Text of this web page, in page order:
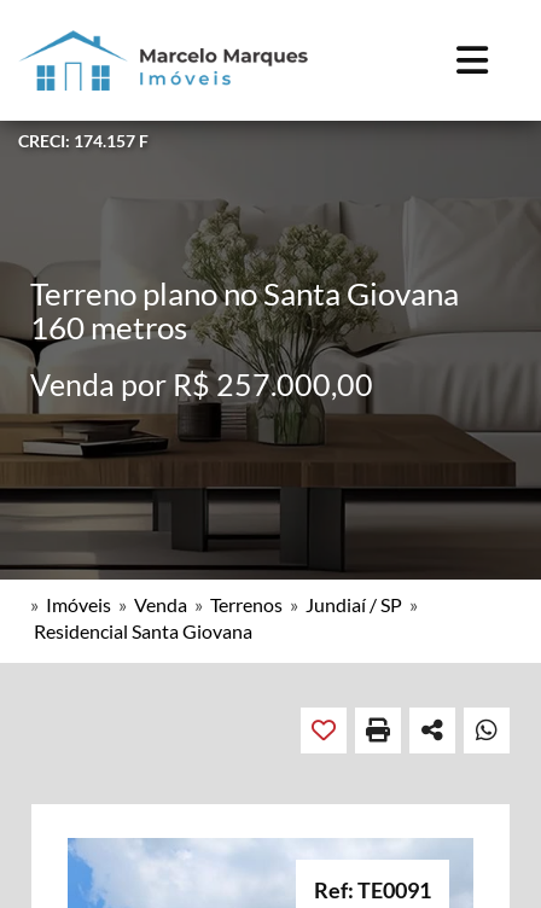
CRECI: 174.157 F
Terreno plano no Santa Giovana
160 metros
Venda por R$ 257.000,00
» Imóveis » Venda » Terrenos » Jundiaí / SP »
Residencial Santa Giovana
Ref: TE0091